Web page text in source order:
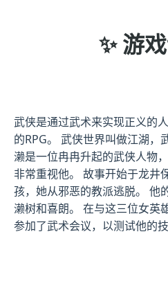
✨ 游
武侠是通过武术来实现正义的
的RPG。 武侠世界叫做江湖，
濑是一位冉冉升起的武侠人物
非常重视他。 故事开始于龙井
孩，她从邪恶的教派逃脱。 他
濑树和喜朗。 在与这三位女英
参加了武术会议，以测试他的技